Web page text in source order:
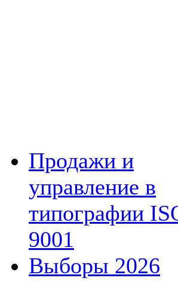
Продажи и
управление в
типографии
9001
Выборы 2026